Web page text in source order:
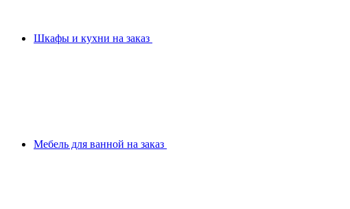
Шкафы и кухни на заказ
Мебель для ванной на заказ